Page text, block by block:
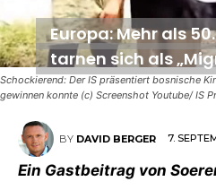
Schockierend: Der IS präsentiert bosnische
gewinnen konnte (c) Screenshot Youtube/ IS
Europa: Mehr als
tarnen sich als
BY DAVID BERGER 7.
Ein Gastbeitrag von